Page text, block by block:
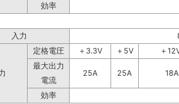
効率
入力
定格電圧 ＋3.3V ＋5V
＋
最大出力
25A
25A
18A
電流
効率